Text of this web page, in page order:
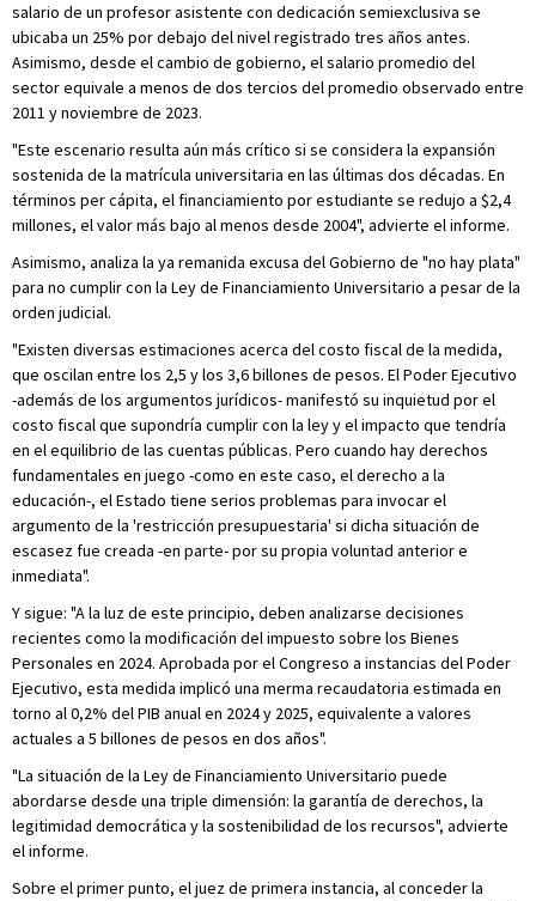
salario de un profesor asistente con dedicación semiexclusiva se
ubicaba un 25% por debajo del nivel registrado tres años antes.
Asimismo, desde el cambio de gobierno, el salario promedio del
sector equivale a menos de dos tercios del promedio observado entre
2011 y noviembre de 2023.
"Este escenario resulta aún más crítico si se considera la expansión
sostenida de la matrícula universitaria en las últimas dos décadas. En
términos per cápita, el financiamiento por estudiante se redujo a $2,4
millones, el valor más bajo al menos desde 2004", advierte el informe.
Asimismo, analiza la ya remanida excusa del Gobierno de "no hay plata"
para no cumplir con la Ley de Financiamiento Universitario a pesar de la
orden judicial.
"Existen diversas estimaciones acerca del costo fiscal de la medida,
que oscilan entre los 2,5 y los 3,6 billones de pesos. El Poder Ejecutivo
-además de los argumentos jurídicos- manifestó su inquietud por el
costo fiscal que supondría cumplir con la ley y el impacto que tendría
en el equilibrio de las cuentas públicas. Pero cuando hay derechos
fundamentales en juego -como en este caso, el derecho a la
educación-, el Estado tiene serios problemas para invocar el
argumento de la 'restricción presupuestaria' si dicha situación de
escasez fue creada -en parte- por su propia voluntad anterior e
inmediata".
Y sigue: "A la luz de este principio, deben analizarse decisiones
recientes como la modificación del impuesto sobre los Bienes
Personales en 2024. Aprobada por el Congreso a instancias del Poder
Ejecutivo, esta medida implicó una merma recaudatoria estimada en
torno al 0,2% del PIB anual en 2024 y 2025, equivalente a valores
actuales a 5 billones de pesos en dos años".
"La situación de la Ley de Financiamiento Universitario puede
abordarse desde una triple dimensión: la garantía de derechos, la
legitimidad democrática y la sostenibilidad de los recursos", advierte
el informe.
Sobre el primer punto, el juez de primera instancia, al conceder la